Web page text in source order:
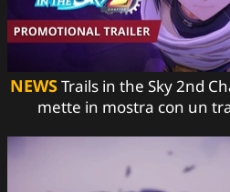
NEWSTrails in the Sky 2nd
mette in mostra con un